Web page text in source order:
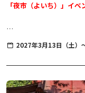
「夜市（よいち）」イベ
「尊徳先生（さん）」と
歴史ある神社の境内が提
地元町内お囃子団体によ
2027年3月13日（土）